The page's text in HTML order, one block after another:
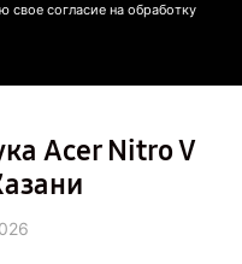
свое согласие на обработку
Acer Nitro V